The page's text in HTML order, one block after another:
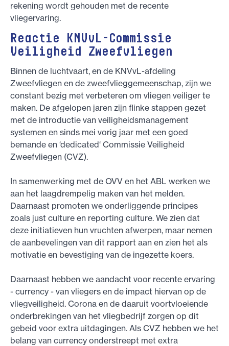
rekening wordt gehouden met de recente
vliegervaring.
Reactie KNVvL-Commissie
Veiligheid Zweefvliegen
Binnen de luchtvaart, en de KNVvL-afdeling
Zweefvliegen en de zweefvlieggemeenschap, zijn we
constant bezig met verbeteren om vliegen veiliger te
maken. De afgelopen jaren zijn flinke stappen gezet
met de introductie van veiligheidsmanagement
systemen en sinds mei vorig jaar met een goed
bemande en ‘dedicated‘ Commissie Veiligheid
Zweefvliegen (CVZ).
In samenwerking met de OVV en het ABL werken we
aan het laagdrempelig maken van het melden.
Daarnaast promoten we onderliggende principes
zoals just culture en reporting culture. We zien dat
deze initiatieven hun vruchten afwerpen, maar nemen
de aanbevelingen van dit rapport aan en zien het als
motivatie en bevestiging van de ingezette koers.
Daarnaast hebben we aandacht voor recente ervaring
- currency - van vliegers en de impact hiervan op de
vliegveiligheid. Corona en de daaruit voortvloeiende
onderbrekingen van het vliegbedrijf zorgen op dit
gebeid voor extra uitdagingen. Als CVZ hebben we het
belang van currency onderstreept met extra